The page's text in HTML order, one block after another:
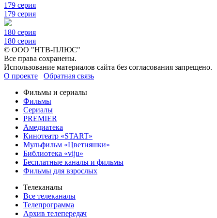
179 серия
179 серия
180 серия
180 серия
© ООО "НТВ-ПЛЮС"
Все права сохранены.
Использование материалов сайта без согласования запрещено.
О проекте
Обратная связь
Фильмы и сериалы
Фильмы
Сериалы
PREMIER
Амедиатека
Кинотеатр «START»
Мульфильм «Цветняшки»
Библиотека «viju»
Бесплатные каналы и фильмы
Фильмы для взрослых
Телеканалы
Все телеканалы
Телепрограмма
Архив телепередач